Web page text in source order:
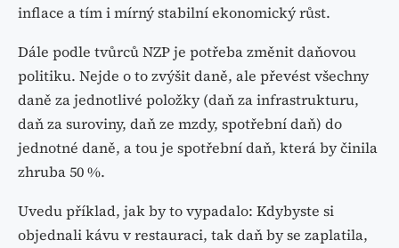
inflace a tím i mírný stabilní ekonomický růst.
Dále podle tvůrců NZP je potřeba změnit daňovou
politiku. Nejde o to zvýšit daně, ale převést všechny
daně za jednotlivé položky (daň za infrastrukturu,
daň za suroviny, daň ze mzdy, spotřební daň) do
jednotné daně, a tou je spotřební daň, která by činila
zhruba 50 %.
Uvedu příklad, jak by to vypadalo: Kdybyste si
objednali kávu v restauraci, tak daň by se zaplatila,